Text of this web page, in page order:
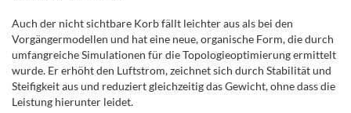
Auch der nicht sichtbare Korb fällt leichter aus als bei den
Vorgängermodellen und hat eine neue, organische Form, die durch
umfangreiche Simulationen für die Topologieoptimierung ermittelt
wurde. Er erhöht den Luftstrom, zeichnet sich durch Stabilität und
Steifigkeit aus und reduziert gleichzeitig das Gewicht, ohne dass die
Leistung hierunter leidet.